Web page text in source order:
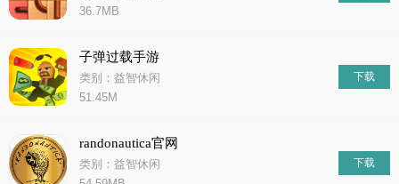
36.7MB
子弹过载手游
类别：益智休闲
51.45M
下载
randonautica官网
类别：益智休闲
下载